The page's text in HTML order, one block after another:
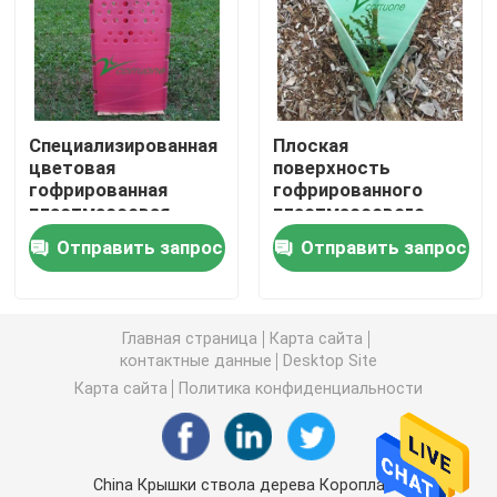
Доска Коропласт
Рифленый лист PP
Повторно использованные рифленые пластиковые
Лист Корфлейт
Рифленая пластиковая крышка
Рифленые коробки пластиковой упаковки
PP гофрировали коробку
Специализированная
цветовая
гофрированная
пластмассовая
защита деревьев
для защиты
деревьев высокой
Отправить запрос
Плоская
поверхность
гофрированного
пластмассового
защитника деревьев
в индивидуальном
цвете для защиты
Отправить запрос
Главная страница
Карта сайта
контактные данные
Desktop Site
Карта сайта
Политика конфиденциальности
China Крышки ствола дерева Коропласт